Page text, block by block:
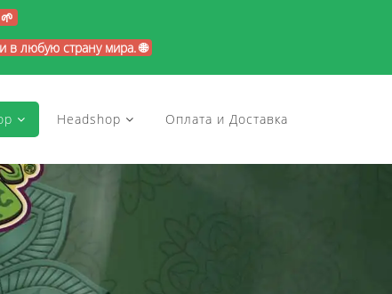
в любую страну мира. 🌐
Headshop Оплата и Доставка